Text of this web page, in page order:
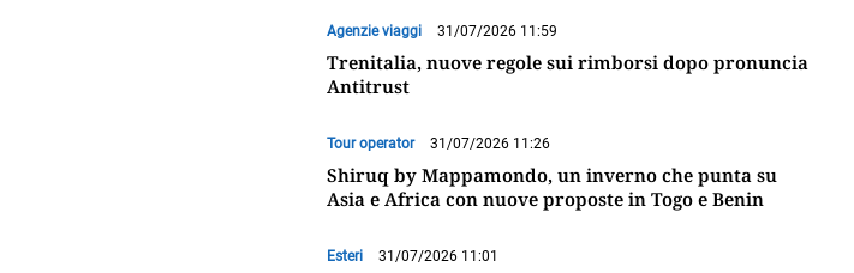
Agenzie viaggi 31/07/2026 11:59
Trenitalia, nuove regole sui rimborsi dopo pronuncia
Antitrust
Tour operator 31/07/2026 11:26
Shiruq by Mappamondo, un inverno che punta su
Asia e Africa con nuove proposte in Togo e Benin
Esteri 31/07/2026 11:01